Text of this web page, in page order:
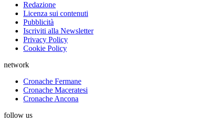
Redazione
Licenza sui contenuti
Pubblicità
Iscriviti alla Newsletter
Privacy Policy
Cookie Policy
network
Cronache Fermane
Cronache Maceratesi
Cronache Ancona
follow us